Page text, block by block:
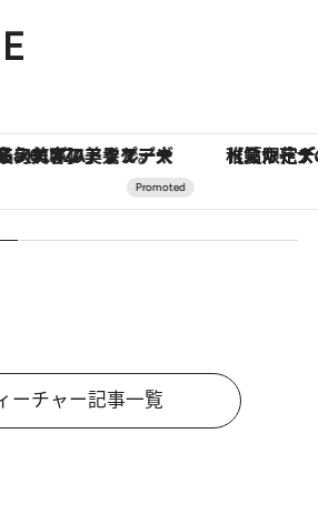
キーニなどをイタリア・トスカーナの郷土料理の手法で満喫！ ヴァシュロン・コンスタンタ
ーチャー記事一覧